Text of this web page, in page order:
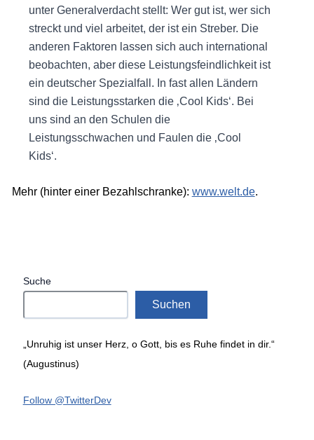
unter Generalverdacht stellt: Wer gut ist, wer sich
streckt und viel arbeitet, der ist ein Streber. Die
anderen Faktoren lassen sich auch international
beobachten, aber diese Leistungsfeindlichkeit ist
ein deutscher Spezialfall. In fast allen Ländern
sind die Leistungsstarken die ‚Cool Kids‘. Bei
uns sind an den Schulen die
Leistungsschwachen und Faulen die ‚Cool
Kids‘.
Mehr (hinter einer Bezahlschranke): www.welt.de.
Suche
Suchen
„Unruhig ist unser Herz, o Gott, bis es Ruhe findet in dir.“
(Augustinus)
Follow @TwitterDev